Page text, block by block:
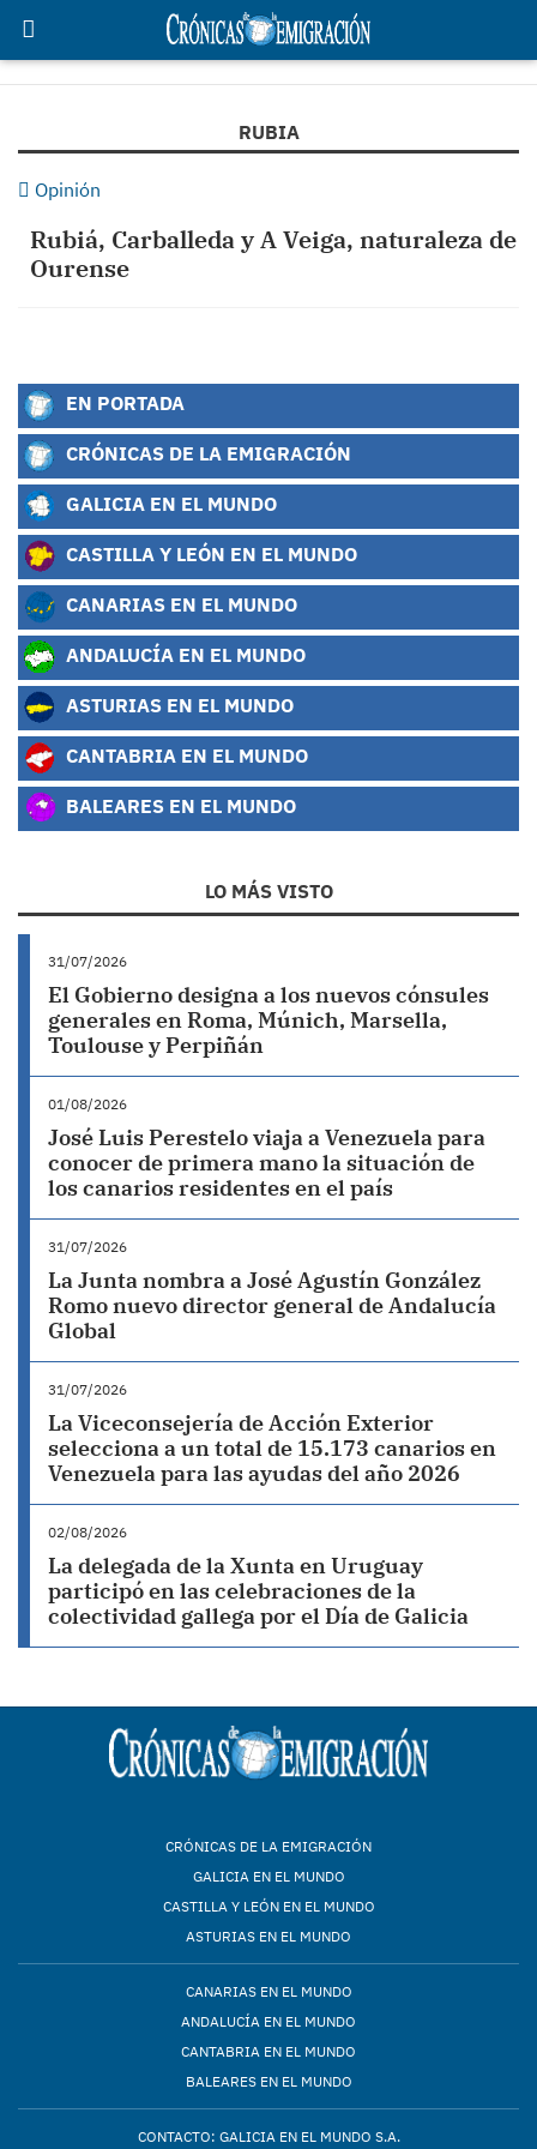
RUBIA
Opinión
Rubiá, Carballeda y A Veiga, naturaleza de
Ourense
EN PORTADA
CRÓNICAS DE LA EMIGRACIÓN
GALICIA EN EL MUNDO
CASTILLA Y LEÓN EN EL MUNDO
CANARIAS EN EL MUNDO
ANDALUCÍA EN EL MUNDO
ASTURIAS EN EL MUNDO
CANTABRIA EN EL MUNDO
BALEARES EN EL MUNDO
LO MÁS VISTO
31/07/2026
El Gobierno designa a los nuevos cónsules
generales en Roma, Múnich, Marsella,
Toulouse y Perpiñán
01/08/2026
José Luis Perestelo viaja a Venezuela para
conocer de primera mano la situación de
los canarios residentes en el país
31/07/2026
La Junta nombra a José Agustín González
Romo nuevo director general de Andalucía
Global
31/07/2026
La Viceconsejería de Acción Exterior
selecciona a un total de 15.173 canarios en
Venezuela para las ayudas del año 2026
02/08/2026
La delegada de la Xunta en Uruguay
participó en las celebraciones de la
colectividad gallega por el Día de Galicia
CRÓNICAS DE LA EMIGRACIÓN
GALICIA EN EL MUNDO
CASTILLA Y LEÓN EN EL MUNDO
ASTURIAS EN EL MUNDO
CANARIAS EN EL MUNDO
ANDALUCÍA EN EL MUNDO
CANTABRIA EN EL MUNDO
BALEARES EN EL MUNDO
CONTACTO: GALICIA EN EL MUNDO S.A.